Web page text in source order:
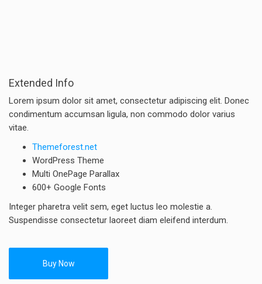
Extended Info
Lorem ipsum dolor sit amet, consectetur adipiscing elit. Donec
condimentum accumsan ligula, non commodo dolor varius
vitae.
Themeforest.net
WordPress Theme
Multi OnePage Parallax
600+ Google Fonts
Integer pharetra velit sem, eget luctus leo molestie a.
Suspendisse consectetur laoreet diam eleifend interdum.
Buy Now